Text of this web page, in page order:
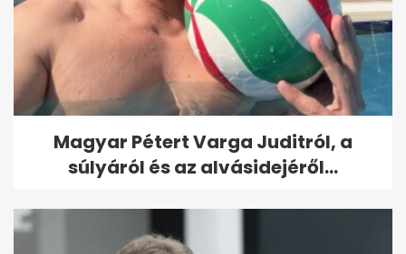
Magyar Pétert Varga Juditról, a
súlyáról és az alvásidejéről...